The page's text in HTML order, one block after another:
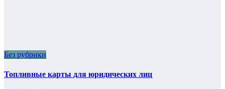
Без рубрики
Топливные карты для юридических лиц